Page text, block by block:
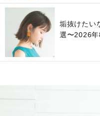
垢抜けたい
選〜2026年